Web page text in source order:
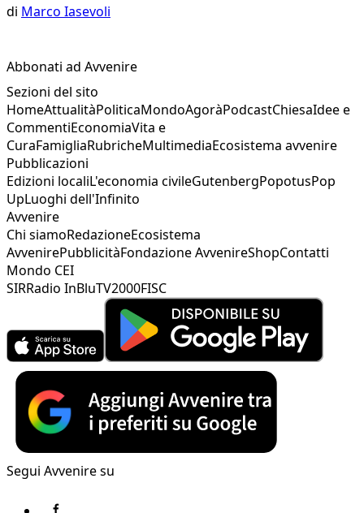
di Marco Iasevoli
Abbonati ad Avvenire
Sezioni del sito
HomeAttualitàPoliticaMondoAgoràPodcastChiesaIdee e
CommentiEconomiaVita e
CuraFamigliaRubricheMultimediaEcosistema avvenire
Pubblicazioni
Edizioni localiL'economia civileGutenbergPopotusPop
UpLuoghi dell'Infinito
Avvenire
Chi siamoRedazioneEcosistema
AvvenirePubblicitàFondazione AvvenireShopContatti
Mondo CEI
SIRRadio InBluTV2000FISC
Segui Avvenire su